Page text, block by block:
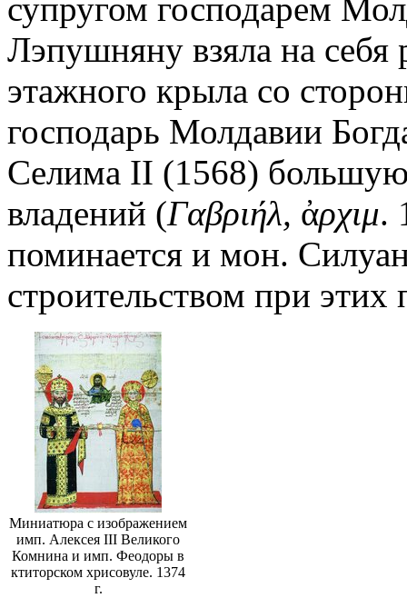
супругом господарем
Лэпушняну взяла на
этажного крыла со
господарь Молдавии
Селима II (1568)
владений (Γαβριήλ, ἀρχιμ.
поминается и мон.
строительством при этих
Миниатюра с изображением
имп. Алексея III Великого
Комнина и имп. Феодоры в
ктиторском хрисовуле. 1374
г.